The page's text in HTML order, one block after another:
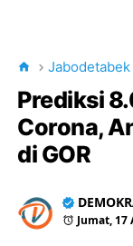
Jabodetabek
Prediksi
Corona,
di GOR
Jumat, 17